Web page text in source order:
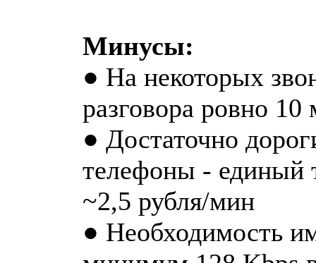
Минусы:
● На некоторых
разговора ровно 10
● Достаточно
телефоны - единый
~2,5 рубля/мин
● Необходимость